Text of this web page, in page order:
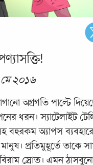
২০১৬
অগ্রগতি পাল্টে
ধরন। স্যাটেলাইট
বহুরকম অ্যাপস
প্রতিমুহূর্তে তাকে
স্রোত। এমন